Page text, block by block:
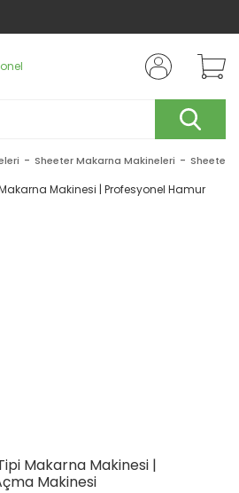
Sheeter Makarna Makineleri Sheeter
Makarna Makinesi |
Makinesi